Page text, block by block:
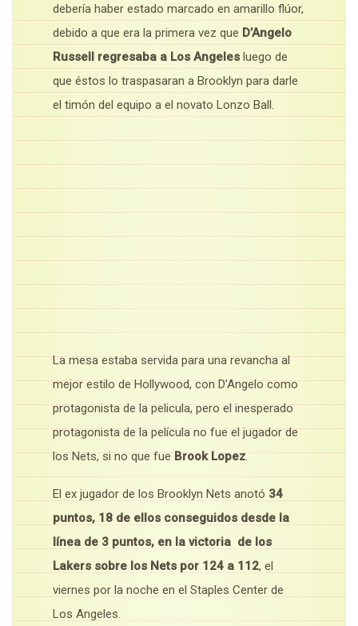
debería haber estado marcado en amarillo flúor,
debido a que era la primera vez que D’Angelo
Russell regresaba a Los Angeles luego de
que éstos lo traspasaran a Brooklyn para darle
el timón del equipo a el novato Lonzo Ball.
La mesa estaba servida para una revancha al
mejor estilo de Hollywood, con D’Angelo como
protagonista de la pelicula, pero el inesperado
protagonista de la película no fue el jugador de
los Nets, si no que fue Brook Lopez.
El ex jugador de los Brooklyn Nets anotó 34
puntos, 18 de ellos conseguidos desde la
línea de 3 puntos, en la victoria de los
Lakers sobre los Nets por 124 a 112, el
viernes por la noche en el Staples Center de
Los Angeles.